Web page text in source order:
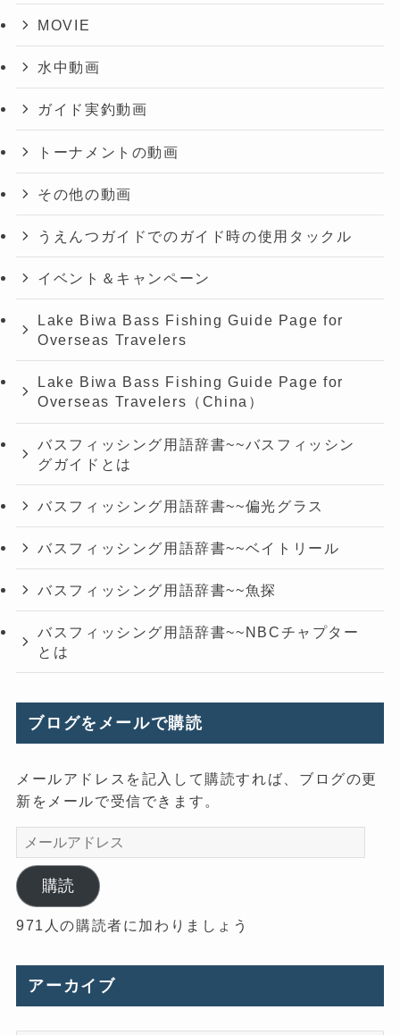
MOVIE
水中動画
ガイド実釣動画
トーナメントの動画
その他の動画
うえんつガイドでのガイド時の使用タックル
イベント＆キャンペーン
Lake Biwa Bass Fishing Guide Page for
Overseas Travelers
Lake Biwa Bass Fishing Guide Page for
Overseas Travelers（China）
バスフィッシング用語辞書~~バスフィッシン
グガイドとは
バスフィッシング用語辞書~~偏光グラス
バスフィッシング用語辞書~~ベイトリール
バスフィッシング用語辞書~~魚探
バスフィッシング用語辞書~~NBCチャプター
とは
ブログをメールで購読
メールアドレスを記入して購読すれば、ブログの更
新をメールで受信できます。
ー
ル
ア
ド
ス
購読
971人の購読者に加わりましょう
アーカイブ